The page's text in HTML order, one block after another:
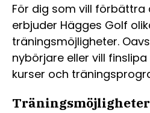
För dig som vill förbättra
erbjuder Hägges Golf
träningsmöjligheter.
nybörjare eller vill
kurser och